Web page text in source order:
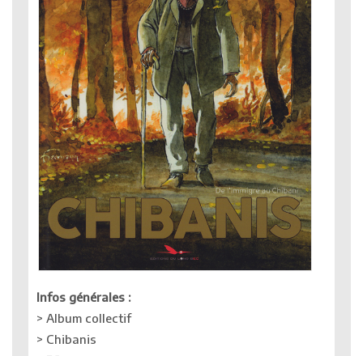
Infos générales :
> Album collectif
> Chibanis